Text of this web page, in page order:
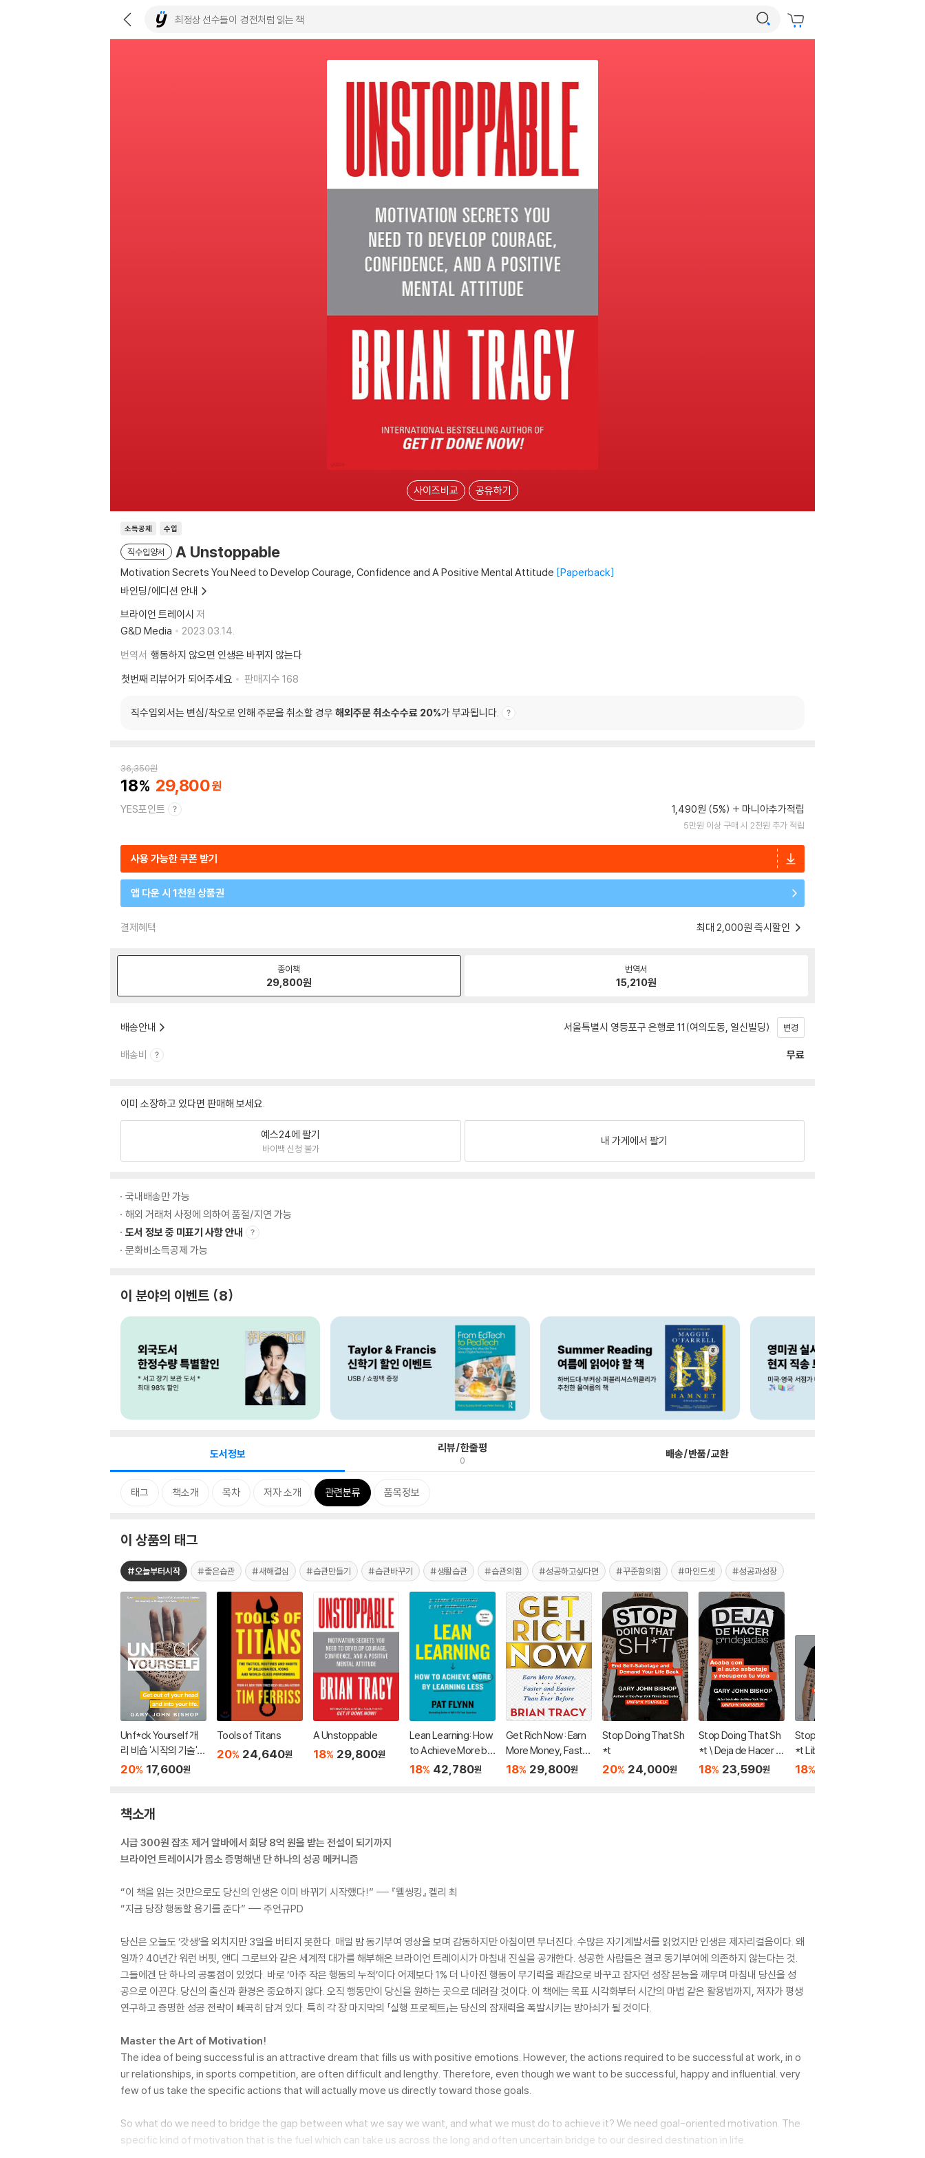
사이즈비교 공유하기
소득공제 수입
직수입양서 A Unstoppable
Motivation Secrets You Need to Develop Courage, Confidence and A Positive Mental Attitude Paperback
바인딩/에디션 안내
브라이언 트레이시 저
G&D Media
2023.03.14.
번역서 행동하지 않으면 인생은 바뀌지 않는다
첫번째 리뷰어가 되어주세요
판매지수 168
직수입외서는 변심/착오로 인해 주문을 취소할 경우 해외주문 취소수수료 20%가 부과됩니다.
36,350원
18 29,800
YES포인트 1,490원 (5%) 마니아추가적립
5만원 이상 구매 시 2천원 추가 적립
사용 가능한 쿠폰 받기
앱 다운 시 1천원 상품권
결제혜택 최대 2,000원 즉시할인
종이책
29,800원
번역서
15,210원
배송안내 서울특별시 영등포구 은행로 11(여의도동, 일신빌딩) 변경
배송비 무료
이미 소장하고 있다면 판매해 보세요.
예스24에 팔기
바이백 신청 불가
내 가게에서 팔기
국내배송만 가능
해외 거래처 사정에 의하여 품절/지연 가능
도서 정보 중 미표기 사항 안내
문화비소득공제 가능
이 분야의 이벤트 8
도서정보 리뷰/한줄평
0 배송/반품/교환
태그 책소개 목차 저자 소개 관련분류 품목정보
이 상품의 태그
#오늘부터시작 #좋은습관 #새해결심 #습관만들기 #습관바꾸기 #생활습관 #습관의힘 #성공하고싶다면 #꾸준함의힘 #마인드셋 #성공과성장
Unf*ck Yourself 개
리 비숍 '시작의 기술'
원서
20% 17,600원
Tools of Titans
20% 24,640원
A Unstoppable
18% 29,800원
Lean Learning: How
to Achieve More by
Learning Less
18% 42,780원
Get Rich Now: Earn
More Money, Faster
and Easier Than Eve
18% 29,800원
Stop Doing That Sh
*t
20% 24,000원
Stop Doing That Sh
*t \ Deja de Hacer P
*ndejadas: Acaba C
18% 23,590원
Stop Doing That Sh
*t Lib/E: End Self-S
abotage and Dema
18%
책소개
시급 300원 잡초 제거 알바에서 회당 8억 원을 받는 전설이 되기까지
브라이언 트레이시가 몸소 증명해낸 단 하나의 성공 메커니즘
“이 책을 읽는 것만으로도 당신의 인생은 이미 바뀌기 시작했다!” --- 『웰씽킹』 켈리 최
“지금 당장 행동할 용기를 준다” --- 주언규PD
당신은 오늘도 ‘갓생’을 외치지만 3일을 버티지 못한다. 매일 밤 동기부여 영상을 보며 감동하지만 아침이면 무너진다. 수많은 자기계발서를 읽었지만 인생은 제자리걸음이다. 왜
일까? 40년간 워런 버핏, 앤디 그로브와 같은 세계적 대가를 해부해온 브라이언 트레이시가 마침내 진실을 공개한다. 성공한 사람들은 결코 동기부여에 의존하지 않는다는 것.
그들에겐 단 하나의 공통점이 있었다. 바로 ‘아주 작은 행동의 누적’이다.어제보다 1% 더 나아진 행동이 무기력을 쾌감으로 바꾸고 잠자던 성장 본능을 깨우며 마침내 당신을 성
공으로 이끈다. 당신의 출신과 환경은 중요하지 않다. 오직 행동만이 당신을 원하는 곳으로 데려갈 것이다. 이 책에는 목표 시각화부터 시간의 마법 같은 활용법까지, 저자가 평생
연구하고 증명한 성공 전략이 빼곡히 담겨 있다. 특히 각 장 마지막의 「실행 프로젝트」는 당신의 잠재력을 폭발시키는 방아쇠가 될 것이다.
Master the Art of Motivation!
The idea of being successful is an attractive dream that fills us with positive emotions. However, the actions required to be successful at work, in o
ur relationships, in sports competition, are often difficult and lengthy. Therefore, even though we want to be successful, happy and influential. very
few of us take the specific actions that will actually move us directly toward those goals.
So what do we need to bridge the gap between what we say we want, and what we must do to achieve it? We need goal-oriented motivation. The
specific kind of motivation that is the fuel which can take us across the long and often uncertain bridge to our desired destination in life.